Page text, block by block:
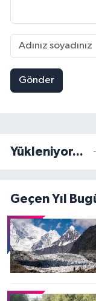
Gönder
Yükleniyor...
Geçen Yıl